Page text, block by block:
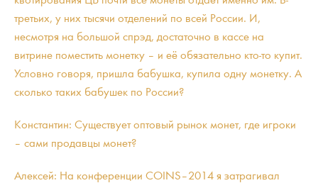
третьих, у них тысячи отделений по всей России. И,
несмотря на большой спрэд, достаточно в кассе на
витрине поместить монетку – и её обязательно кто-то купит.
Условно говоря, пришла бабушка, купила одну монетку. А
сколько таких бабушек по России?
Константин: Существует оптовый рынок монет, где игроки
– сами продавцы монет?
Алексей: На конференции COINS–2014 я затрагивал